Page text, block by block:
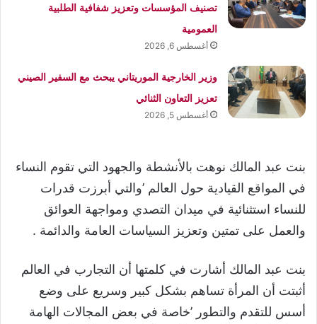
تصنيف المؤسسات وتعزيز شفافية الطلبية
العمومية
أغسطس 6, 2026
وزير الخارجية الموريتاني يبحث مع السفير الصيني
تعزيز التعاون الثنائي
أغسطس 5, 2026
بنت عبد المالك نوهت بالأنشطة والجهود التي تقوم النساء
في المواقع القيادية حول العالم ’والتي أبرزت قدرات
للنساء استثنائية في ميدان التصدي ومواجهة العوائق
والعمل على تمتين وتعزيز السياسات العامة والدائمة .
بنت عبد المالك أشارت في كلمتها أن التجارب في العالم
أثبتت أن المرأة تساهم بشكل كبير وسريع على وضع
أسس للتقدم والتطور ’خاصة في بعض المجالات الهامة